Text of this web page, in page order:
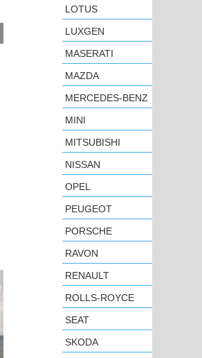
LOTUS
LUXGEN
MASERATI
MAZDA
MERCEDES-BENZ
MINI
MITSUBISHI
NISSAN
OPEL
PEUGEOT
PORSCHE
RAVON
RENAULT
ROLLS-ROYCE
SEAT
SKODA